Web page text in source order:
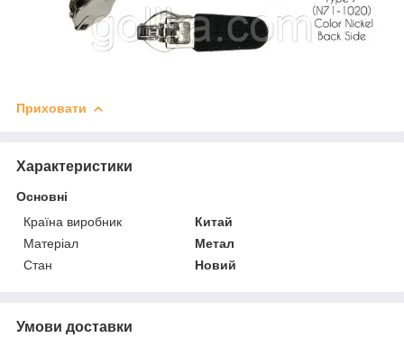
Приховати
Характеристики
Основні
Країна виробник
Китай
Матеріал
Метал
Стан
Новий
Умови доставки